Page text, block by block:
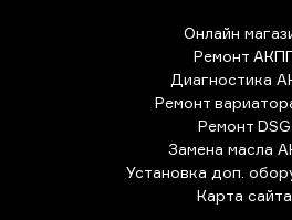
Онлайн
Ремонт
Диагностика
Ремонт
Ремонт DSG
Замена масла
Установка доп.
Карта сайта